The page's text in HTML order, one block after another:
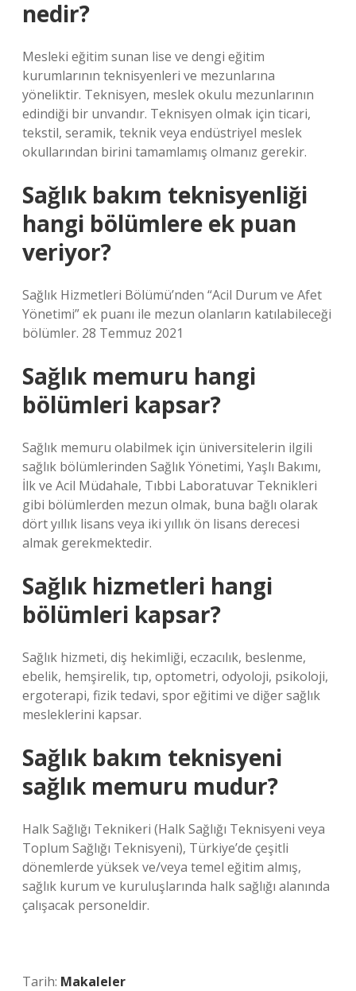
nedir?
Mesleki eğitim sunan lise ve dengi eğitim
kurumlarının teknisyenleri ve mezunlarına
yöneliktir. Teknisyen, meslek okulu mezunlarının
edindiği bir unvandır. Teknisyen olmak için ticari,
tekstil, seramik, teknik veya endüstriyel meslek
okullarından birini tamamlamış olmanız gerekir.
Sağlık bakım teknisyenliği
hangi bölümlere ek puan
veriyor?
Sağlık Hizmetleri Bölümü’nden “Acil Durum ve Afet
Yönetimi” ek puanı ile mezun olanların katılabileceği
bölümler. 28 Temmuz 2021
Sağlık memuru hangi
bölümleri kapsar?
Sağlık memuru olabilmek için üniversitelerin ilgili
sağlık bölümlerinden Sağlık Yönetimi, Yaşlı Bakımı,
İlk ve Acil Müdahale, Tıbbi Laboratuvar Teknikleri
gibi bölümlerden mezun olmak, buna bağlı olarak
dört yıllık lisans veya iki yıllık ön lisans derecesi
almak gerekmektedir.
Sağlık hizmetleri hangi
bölümleri kapsar?
Sağlık hizmeti, diş hekimliği, eczacılık, beslenme,
ebelik, hemşirelik, tıp, optometri, odyoloji, psikoloji,
ergoterapi, fizik tedavi, spor eğitimi ve diğer sağlık
mesleklerini kapsar.
Sağlık bakım teknisyeni
sağlık memuru mudur?
Halk Sağlığı Teknikeri (Halk Sağlığı Teknisyeni veya
Toplum Sağlığı Teknisyeni), Türkiye’de çeşitli
dönemlerde yüksek ve/veya temel eğitim almış,
sağlık kurum ve kuruluşlarında halk sağlığı alanında
çalışacak personeldir.
Tarih: Makaleler